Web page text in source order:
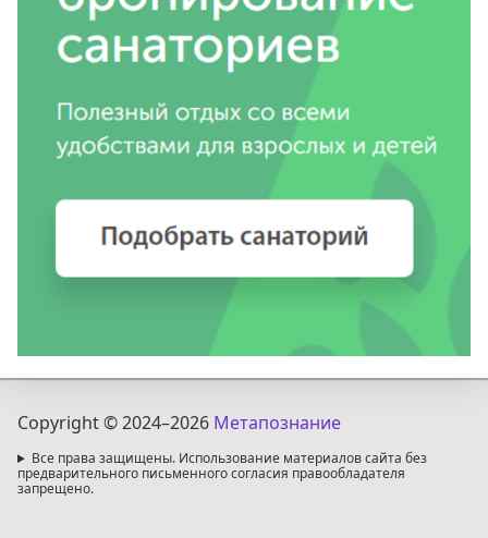
Copyright © 2024–2026 Метапознание
Все права защищены. Использование материалов сайта без
предварительного письменного согласия правообладателя
запрещено.